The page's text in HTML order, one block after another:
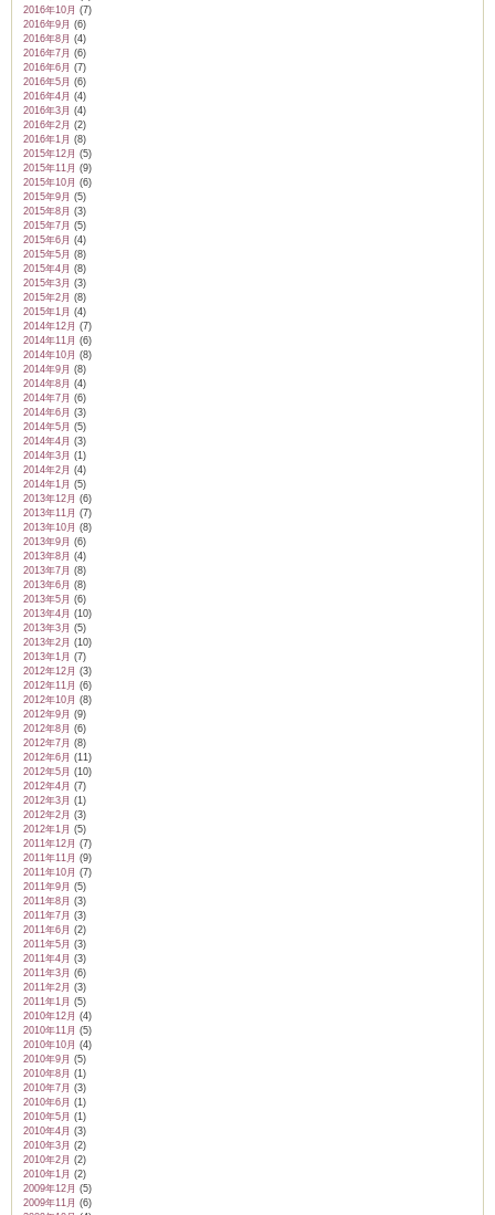
2016年10月 (7)
2016年9月 (6)
2016年8月 (4)
2016年7月 (6)
2016年6月 (7)
2016年5月 (6)
2016年4月 (4)
2016年3月 (4)
2016年2月 (2)
2016年1月 (8)
2015年12月 (5)
2015年11月 (9)
2015年10月 (6)
2015年9月 (5)
2015年8月 (3)
2015年7月 (5)
2015年6月 (4)
2015年5月 (8)
2015年4月 (8)
2015年3月 (3)
2015年2月 (8)
2015年1月 (4)
2014年12月 (7)
2014年11月 (6)
2014年10月 (8)
2014年9月 (8)
2014年8月 (4)
2014年7月 (6)
2014年6月 (3)
2014年5月 (5)
2014年4月 (3)
2014年3月 (1)
2014年2月 (4)
2014年1月 (5)
2013年12月 (6)
2013年11月 (7)
2013年10月 (8)
2013年9月 (6)
2013年8月 (4)
2013年7月 (8)
2013年6月 (8)
2013年5月 (6)
2013年4月 (10)
2013年3月 (5)
2013年2月 (10)
2013年1月 (7)
2012年12月 (3)
2012年11月 (6)
2012年10月 (8)
2012年9月 (9)
2012年8月 (6)
2012年7月 (8)
2012年6月 (11)
2012年5月 (10)
2012年4月 (7)
2012年3月 (1)
2012年2月 (3)
2012年1月 (5)
2011年12月 (7)
2011年11月 (9)
2011年10月 (7)
2011年9月 (5)
2011年8月 (3)
2011年7月 (3)
2011年6月 (2)
2011年5月 (3)
2011年4月 (3)
2011年3月 (6)
2011年2月 (3)
2011年1月 (5)
2010年12月 (4)
2010年11月 (5)
2010年10月 (4)
2010年9月 (5)
2010年8月 (1)
2010年7月 (3)
2010年6月 (1)
2010年5月 (1)
2010年4月 (3)
2010年3月 (2)
2010年2月 (2)
2010年1月 (2)
2009年12月 (5)
2009年11月 (6)